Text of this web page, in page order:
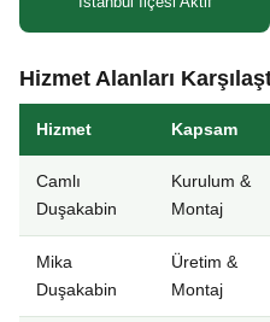
Hizmet Alanları
Hizmet Kapsam
Camlı
Duşakabin
Kurulum &
Montaj
Mika
Duşakabin
Üretim &
Montaj